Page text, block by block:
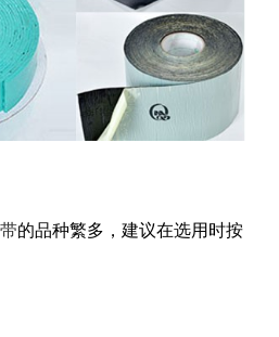
的品种繁多，建议在选用时按